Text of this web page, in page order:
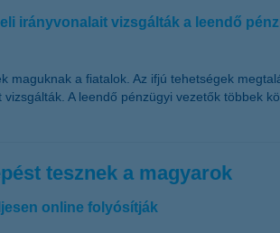
irányvonalait vizsgálták a leendő
maguknak a fiatalok. Az ifjú tehetségek
A leendő pénzügyi vezetők többek
tesznek a magyarok
online folyósítják